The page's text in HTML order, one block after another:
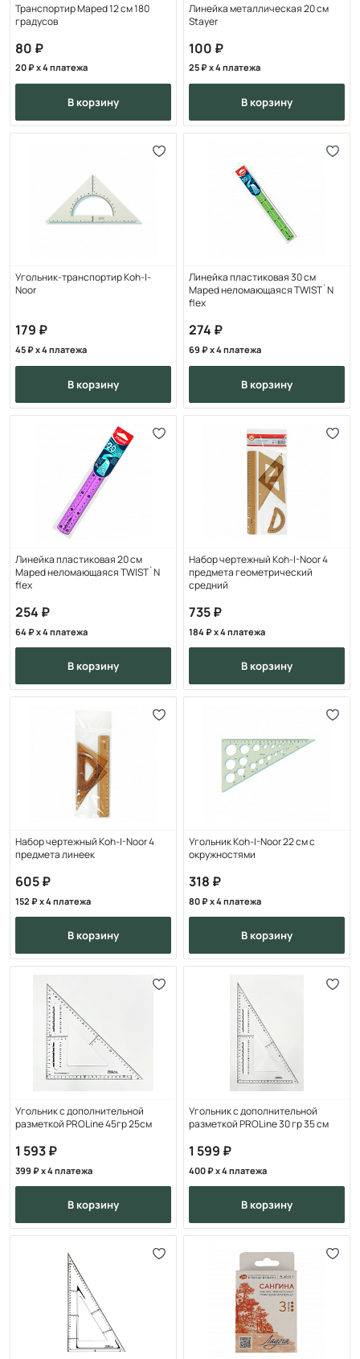
Транспортир Maped 12 см 180
градусов
80
20 x 4 платежа
в корзину
Линейка металлическая 20 см
Stayer
100
25 x 4 платежа
в корзину
Угольник-транспортир Koh-I-
Noor
179
45 x 4 платежа
в корзину
Линейка пластиковая 30 см
Maped неломающаяся TWIST`N
flex
274
69 x 4 платежа
в корзину
Линейка пластиковая 20 см
Maped неломающаяся TWIST`N
flex
254
64 x 4 платежа
в корзину
Набор чертежный Koh-I-Noor 4
предмета геометрический
средний
735
184 x 4 платежа
в корзину
Набор чертежный Koh-I-Noor 4
предмета линеек
605
152 x 4 платежа
в корзину
Угольник Koh-I-Noor 22 см с
окружностями
318
80 x 4 платежа
в корзину
Угольник с дополнительной
разметкой PROLine 45гр 25см
1 593
399 x 4 платежа
в корзину
Угольник с дополнительной
разметкой PROLine 30 гр 35 см
1 599
400 x 4 платежа
в корзину